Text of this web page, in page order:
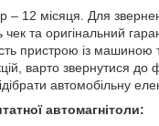
– 12 місяця. Для
чек та оригінальний
пристрою із машиною
варто звернутися до
автомобільну
автомагнітоли: